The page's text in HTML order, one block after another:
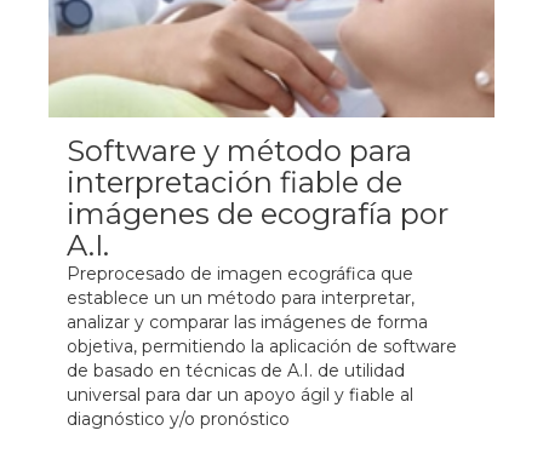
Software y método para
interpretación fiable de
imágenes de ecografía por
A.I.
Preprocesado de imagen ecográfica que
establece un un método para interpretar,
analizar y comparar las imágenes de forma
objetiva, permitiendo la aplicación de software
de basado en técnicas de A.I. de utilidad
universal para dar un apoyo ágil y fiable al
diagnóstico y/o pronóstico